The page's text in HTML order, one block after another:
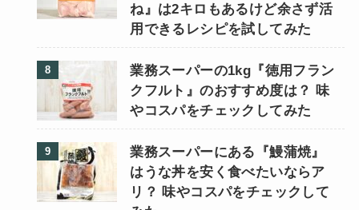
ね』は2キロもあるけど余さず活
用できるレシピを試してみた
業務スーパーの1kg『徳用フラン
クフルト』のおすすめ度は？ 味
やコスパをチェックしてみた
業務スーパーにある『鰻蒲焼』
はうな丼を安く食べたいならア
リ？ 味やコスパをチェックして